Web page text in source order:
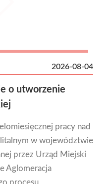
2026-08-04
o utworzenie
pracy nad
w województwie
przez Urząd Miejski
Aglomeracja